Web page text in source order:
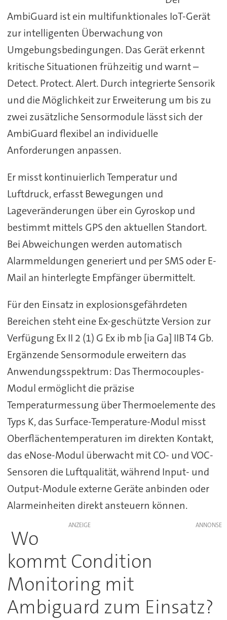
AmbiGuard ist ein multifunktionales IoT-Gerät
zur intelligenten Überwachung von
Umgebungsbedingungen. Das Gerät erkennt
kritische Situationen frühzeitig und warnt –
Detect. Protect. Alert. Durch integrierte Sensorik
und die Möglichkeit zur Erweiterung um bis zu
zwei zusätzliche Sensormodule lässt sich der
AmbiGuard flexibel an individuelle
Anforderungen anpassen.
Er misst kontinuierlich Temperatur und
Luftdruck, erfasst Bewegungen und
Lageveränderungen über ein Gyroskop und
bestimmt mittels GPS den aktuellen Standort.
Bei Abweichungen werden automatisch
Alarmmeldungen generiert und per SMS oder E-
Mail an hinterlegte Empfänger übermittelt.
Für den Einsatz in explosionsgefährdeten
Bereichen steht eine Ex-geschützte Version zur
Verfügung Ex II 2 (1) G Ex ib mb [ia Ga] IIB T4 Gb.
Ergänzende Sensormodule erweitern das
Anwendungsspektrum: Das Thermocouples-
Modul ermöglicht die präzise
Temperaturmessung über Thermoelemente des
Typs K, das Surface-Temperature-Modul misst
Oberflächentemperaturen im direkten Kontakt,
das eNose-Modul überwacht mit CO- und VOC-
Sensoren die Luftqualität, während Input- und
Output-Module externe Geräte anbinden oder
Alarmeinheiten direkt ansteuern können.
ANZEIGE
Wo
kommt Condition
Monitoring mit
Ambiguard zum Einsatz?